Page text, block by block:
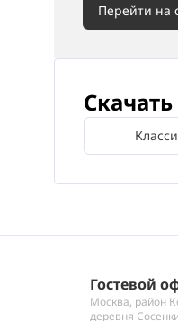
Перейти на
Гостевой
Москва, район
деревня